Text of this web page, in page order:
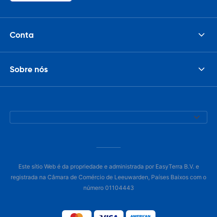
Conta
Sobre nós
Este sítio Web é da propriedade e administrada por EasyTerra B.V. e
registrada na Câmara de Comércio de Leeuwarden, Países Baixos com o
número 01104443